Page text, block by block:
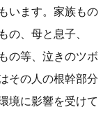
います。家族もの
の、母と息子、
の等、泣きのツボ
その人の根幹部分
境に影響を受けて